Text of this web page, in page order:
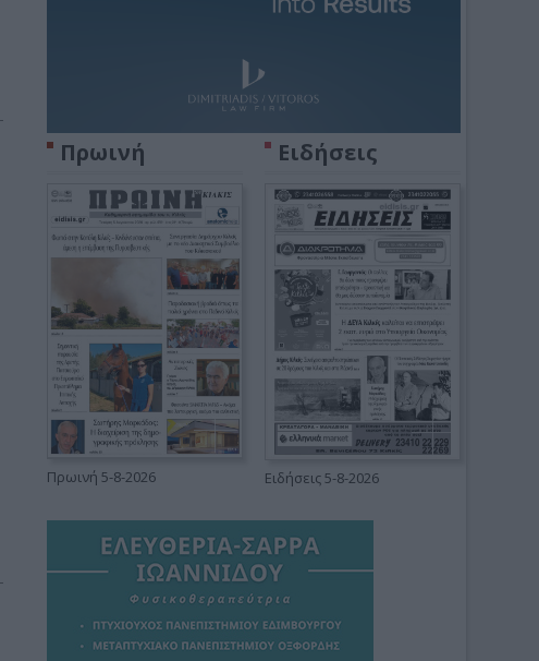
Πρωινή
Πρωινή 5-8-2026
Ειδήσεις
Ειδήσεις 5-8-2026